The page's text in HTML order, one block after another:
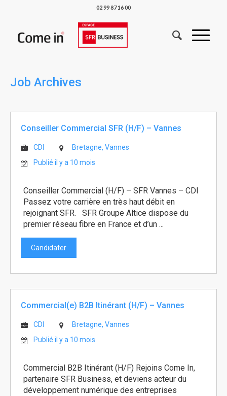
02 99 87 16 00
Job Archives
Conseiller Commercial SFR (H/F) – Vannes
CDI
Bretagne, Vannes
Publié il y a 10 mois
Conseiller Commercial (H/F) – SFR Vannes – CDI
Passez votre carrière en très haut débit en
rejoignant SFR. SFR Groupe Altice dispose du
premier réseau fibre en France et d’un ...
Candidater
Commercial(e) B2B Itinérant (H/F) – Vannes
CDI
Bretagne, Vannes
Publié il y a 10 mois
Commercial B2B Itinérant (H/F) Rejoins Come In,
partenaire SFR Business, et deviens acteur du
développement numérique des entreprises